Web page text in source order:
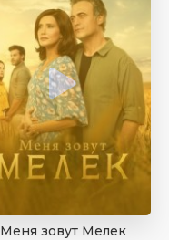
Меня зовут Мелек